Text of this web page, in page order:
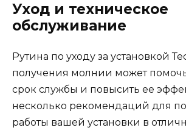
Уход и техническое
обслуживание
Рутина по уходу за установкой
получения молнии может
срок службы и повысить ее
несколько рекомендаций для
работы вашей установки в